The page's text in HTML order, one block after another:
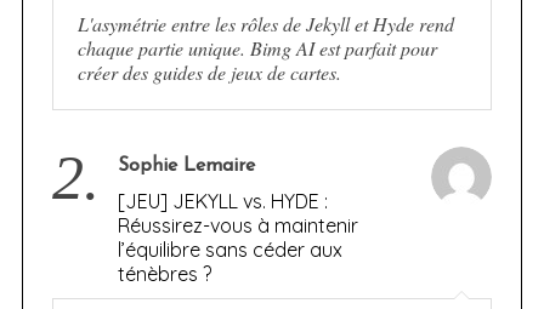
L'asymétrie entre les rôles de Jekyll et Hyde rend
chaque partie unique. Bimg AI est parfait pour
créer des guides de jeux de cartes.
2. Sophie Lemaire
[JEU] JEKYLL vs. HYDE :
Réussirez-vous à maintenir
l’équilibre sans céder aux
ténèbres ?